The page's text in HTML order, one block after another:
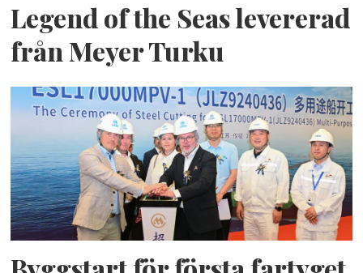
Legend of the Seas levererad
från Meyer Turku